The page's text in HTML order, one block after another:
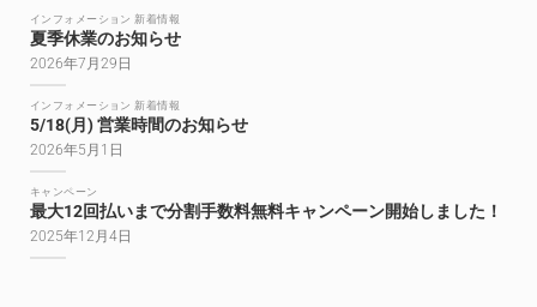
インフォメーション 新着情報
夏季休業のお知らせ
2026年7月29日
インフォメーション 新着情報
5/18(月) 営業時間のお知らせ
2026年5月1日
キャンペーン
最大12回払いまで分割手数料無料キャンペーン開始しました！
2025年12月4日